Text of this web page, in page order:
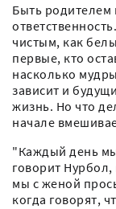
Быть родителем
чистым, как
первые, кто
насколько
зависит и
жизнь. Но что
начале
"Каждый день
говорит
мы с женой
когда говорят,